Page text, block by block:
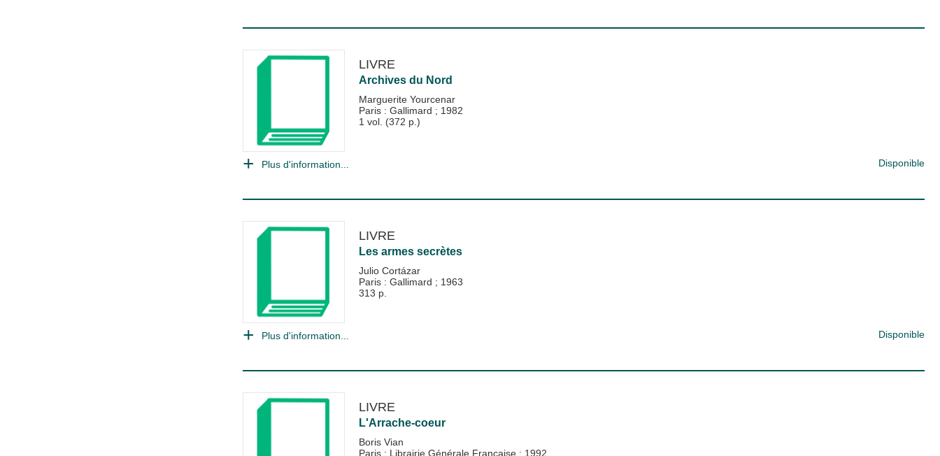
LIVRE
Archives du Nord
Marguerite Yourcenar
Paris : Gallimard ; 1982
1 vol. (372 p.)
Plus d'information... Disponible
LIVRE
Les armes secrètes
Julio Cortázar
Paris : Gallimard ; 1963
313 p.
Plus d'information... Disponible
LIVRE
L'Arrache-coeur
Boris Vian
Paris : Librairie Générale Française ; 1992